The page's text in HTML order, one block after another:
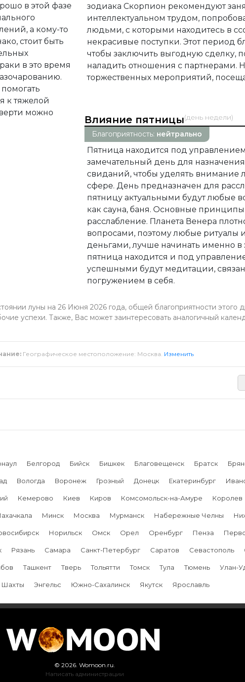
в этой фазе
а кому-то
стоит быть
в это время
к тяжелой
можно
зодиака Скорпион рекомендуют
интеллектуальном трудом,
людьми, с которыми находитесь в
некрасивые поступки. Этот период
чтобы заключить выгодную сделку,
наладить отношения с партнерами.
торжественных мероприятий,
Влияние пятницы(день недели)
Благоприятность: нейтрально
Пятница находится под
замечательный день для
свиданий, чтобы уделять внимание
сфере. День предназначен для
пятницу актуальными будут любые
как сауна, баня. Основные
расслабление. Планета Венера
вопросами, поэтому любые ритуалы
деньгами, лучше начинать именно в
пятница находится и под
успешными будут медитации,
погружением в себя.
луны на 26 Июня 2026 года, общей благоприятности этого
успехи. Также, Вас может заинтересовать аналогичный
Географическое местоположение: Москва. Изменить
Белгород Бийск Бишкек Благовещенск Братск
Вологда Воронеж Грозный Донецк Екатеринбург
Кемерово Киев Киров Комсомольск-на-Амуре Королев
Минск Москва Мурманск Набережные Челны
Норильск Омск Орел Оренбург Пенза
Рязань Самара Санкт-Петербург Саратов Севастополь
Ташкент Тверь Тольятти Томск Тула Тюмень Улан-
Шахты Энгельс Южно-Сахалинск Якутск Ярославль
© 2026. Womoon.ru.
Написать администрации